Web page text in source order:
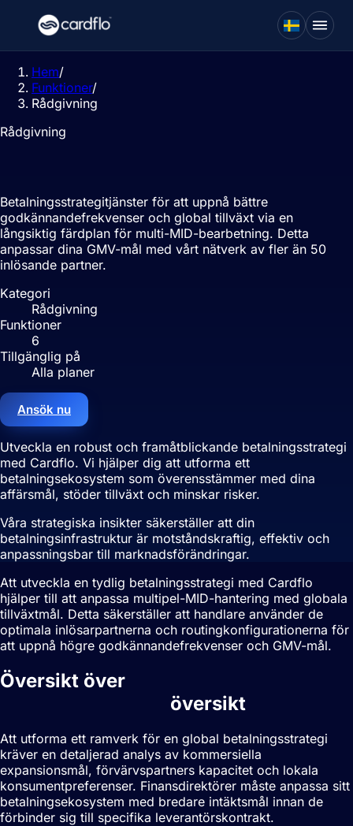
Hem/
Funktioner/
Rådgivning
Rådgivning
Betalningsstrategitjänster för att uppnå bättre
godkännandefrekvenser och global tillväxt via en
långsiktig färdplan för multi-MID-bearbetning. Detta
anpassar dina GMV-mål med vårt nätverk av fler än 50
inlösande partner.
Kategori
Rådgivning
Funktioner
6
Tillgänglig på
Alla planer
Ansök nu
Utveckla en robust och framåtblickande betalningsstrategi
med Cardflo. Vi hjälper dig att utforma ett
betalningsekosystem som överensstämmer med dina
affärsmål, stöder tillväxt och minskar risker.
Våra strategiska insikter säkerställer att din
betalningsinfrastruktur är motståndskraftig, effektiv och
anpassningsbar till marknadsförändringar.
Att utveckla en tydlig betalningsstrategi med Cardflo
hjälper till att anpassa multipel-MID-hantering med globala
tillväxtmål. Detta säkerställer att handlare använder de
optimala inlösarpartnerna och routingkonfigurationerna för
att uppnå högre godkännandefrekvenser och GMV-mål.
Översikt över
översikt
Att utforma ett ramverk för en global betalningsstrategi
kräver en detaljerad analys av kommersiella
expansionsmål, förvärvspartners kapacitet och lokala
konsumentpreferenser. Finansdirektörer måste anpassa sitt
betalningsekosystem med bredare intäktsmål innan de
förbinder sig till specifika leverantörskontrakt.